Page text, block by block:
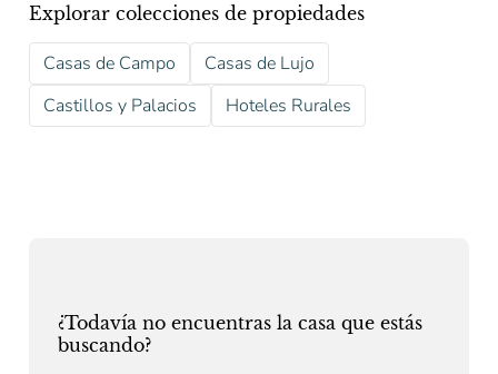
Explorar colecciones de propiedades
Casas de Campo
Casas de Lujo
Castillos y Palacios
Hoteles Rurales
¿Todavía no encuentras la casa que estás
buscando?